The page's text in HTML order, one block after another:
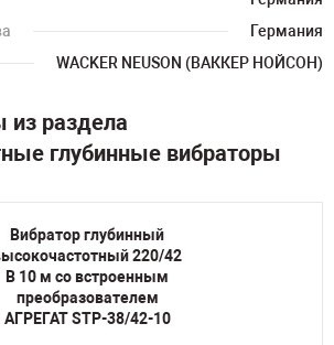
Германия
WACKER NEUSON (ВАККЕР НОЙСОН)
из раздела
глубинные вибраторы
Вибратор глубинный
220/42
В 10 м со встроенным
преобразователем
АГРЕГАТ STP-38/42-10